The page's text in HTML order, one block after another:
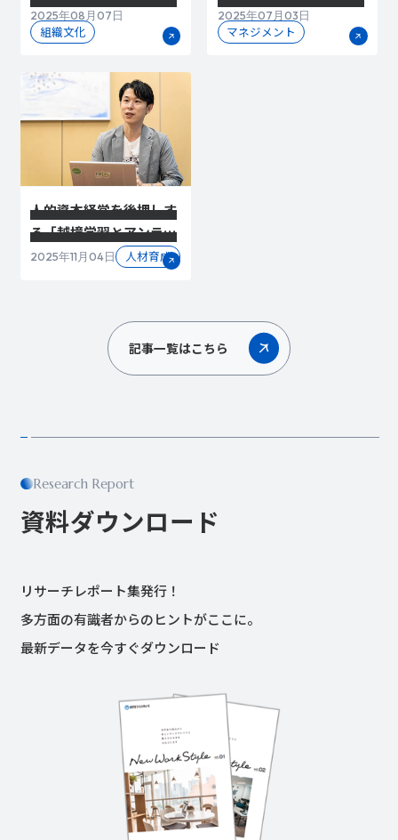
かす越境・共創の「場」
とは
2025年08月07日
組織文化
すには
2025年07月03日
マネジメント
人的資本経営を後押しす
る「越境学習とアンラー
ニング」
2025年11月04日 人材育成
記事一覧はこちら
Research Report
資料ダウンロード
リサーチレポート集発行！
多方面の有識者からのヒントがここに。
最新データを今すぐダウンロード